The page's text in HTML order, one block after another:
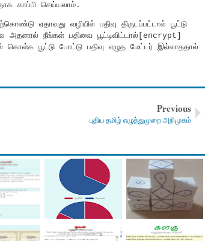
காப்பி செய்யலாம்.
ஏதாவது வழியில் பதிவு திருடப்பட்டால் பூட்டு
அதனால் நீங்கள் பதிவை பூட்டிவிட்டால்[encrypt]
கொள்க பூட்டு போட்டு பதிவு எழுத மேட்டர் இல்லாததால்
Previous
புதிய தமிழ் எழுத்துமுறை அறிமுகம்